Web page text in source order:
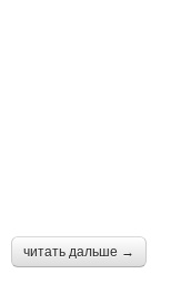
читать дальше →